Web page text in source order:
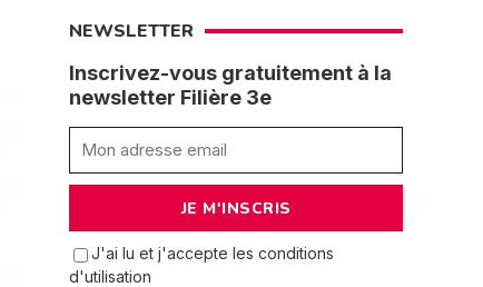
NEWSLETTER
Inscrivez-vous gratuitement à la
newsletter Filière 3e
J'ai lu et j'accepte les conditions
d'utilisation